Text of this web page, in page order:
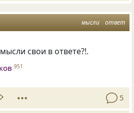
мысли ответ
свои в ответе?!.
951
5